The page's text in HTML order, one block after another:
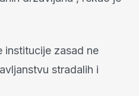
institucije zasad ne
stradalih i